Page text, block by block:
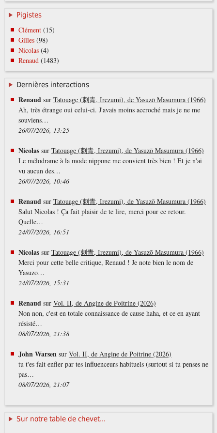
Pigistes
Clément(15)
Gilles(98)
Nicolas(4)
Renaud(1483)
Dernières interactions
Renaud sur Tatouage (刺青, Irezumi), de Yasuzō Masumura (1966)
Ah, très étrange oui celui-ci. J'avais moins accroché mais je ne me
souviens…
26/07/2026, 13:25
Nicolassur Tatouage (刺青, Irezumi), de Yasuzō Masumura (1966)
Le mélodrame à la mode nippone me convient très bien ! Et je n'ai
vu aucun des…
26/07/2026, 10:46
Renaud sur Tatouage (刺青, Irezumi), de Yasuzō Masumura (1966)
Salut Nicolas ! Ça fait plaisir de te lire, merci pour ce retour.
Quelle…
24/07/2026, 16:51
Nicolassur Tatouage (刺青, Irezumi), de Yasuzō Masumura (1966)
Merci pour cette belle critique, Renaud ! Je note bien le nom de
Yasuzō…
24/07/2026, 15:31
Renaud sur Vol. II, de Angine de Poitrine (2026)
Non non, c'est en totale connaissance de cause haha, et ce en ayant
résisté…
08/07/2026, 21:38
John Warsen sur Vol. II, de Angine de Poitrine (2026)
tu t'es fait enfler par tes influenceurs habituels (surtout si tu penses ne
pas…
08/07/2026, 21:07
Sur notre table de chevet...